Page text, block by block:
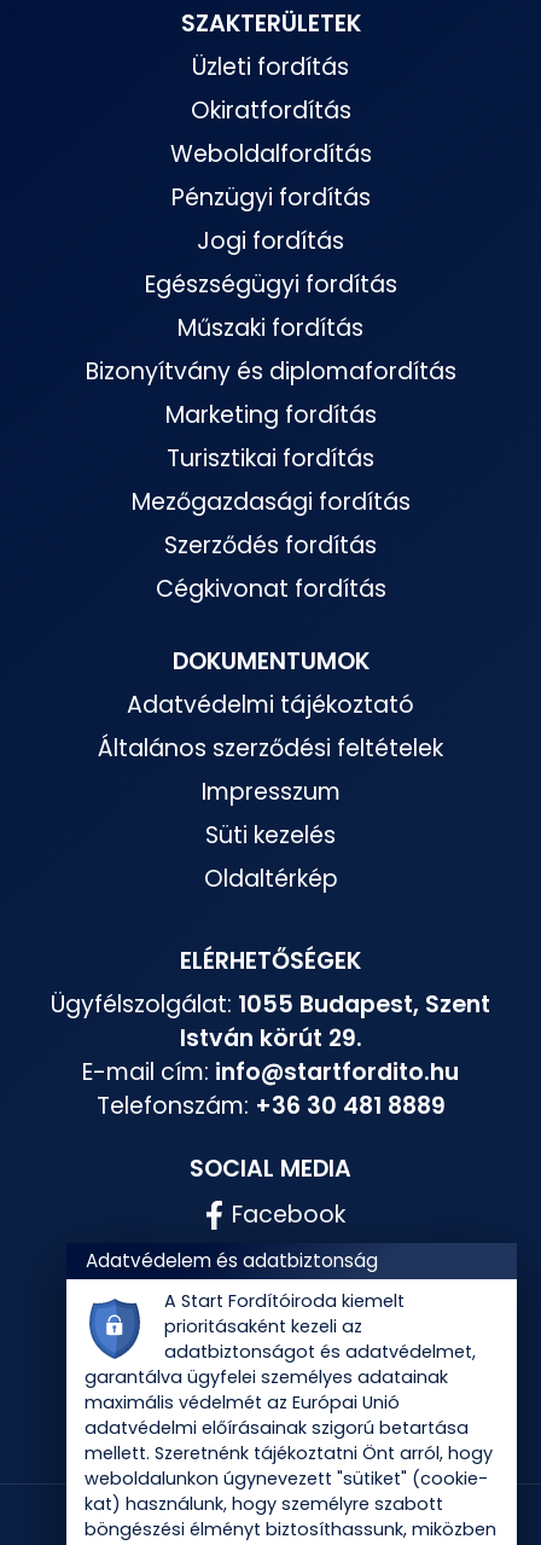
Adatvédelem és adatbiztonság
A Start Fordítóiroda kiemelt
prioritásaként kezeli az
adatbiztonságot és adatvédelmet,
garantálva ügyfelei személyes adatainak
maximális védelmét az Európai Unió
adatvédelmi előírásainak szigorú betartása
mellett. Szeretnénk tájékoztatni Önt arról, hogy
weboldalunkon úgynevezett "sütiket" (cookie-
kat) használunk, hogy személyre szabott
böngészési élményt biztosíthassunk, miközben
SZAKTERÜLETEK
Üzleti fordítás
Okiratfordítás
Weboldalfordítás
Pénzügyi fordítás
Jogi fordítás
Egészségügyi fordítás
Műszaki fordítás
Bizonyítvány és diplomafordítás
Marketing fordítás
Turisztikai fordítás
Mezőgazdasági fordítás
Szerződés fordítás
Cégkivonat fordítás
DOKUMENTUMOK
Adatvédelmi tájékoztató
Általános szerződési feltételek
Impresszum
Süti kezelés
Oldaltérkép
ELÉRHETŐSÉGEK
Ügyfélszolgálat: 1055 Budapest, Szent
István körút 29.
E-mail cím: info@startfordito.hu
Telefonszám: +36 30 481 8889
SOCIAL MEDIA
Facebook
Instagram